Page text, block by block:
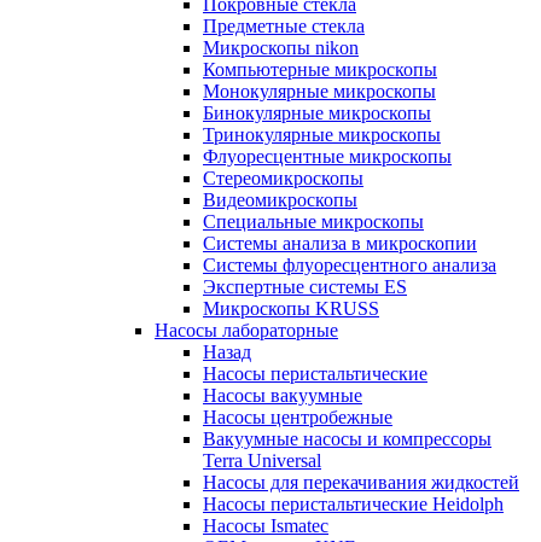
Предметные стекла
Микроскопы nikon
Компьютерные микроскопы
Монокулярные микроскопы
Бинокулярные микроскопы
Тринокулярные микроскопы
Флуоресцентные микроскопы
Стереомикроскопы
Видеомикроскопы
Специальные микроскопы
Системы анализа в микроскопии
Системы флуоресцентного анализа
Экспертные системы ES
Микроскопы KRUSS
Насосы лабораторные
Назад
Насосы перистальтические
Насосы вакуумные
Насосы центробежные
Вакуумные насосы и компрессоры
Terra Universal
Насосы для перекачивания жидкостей
Насосы перистальтические Heidolph
Насосы Ismatec